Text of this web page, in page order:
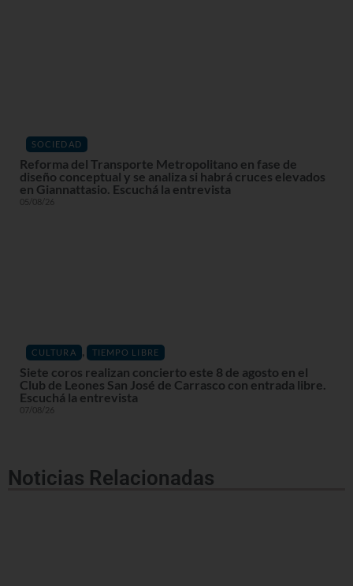
SOCIEDAD
Reforma del Transporte Metropolitano en fase de
diseño conceptual y se analiza si habrá cruces elevados
en Giannattasio. Escuchá la entrevista
05/08/26
CULTURA , TIEMPO LIBRE
Siete coros realizan concierto este 8 de agosto en el
Club de Leones San José de Carrasco con entrada libre.
Escuchá la entrevista
07/08/26
Noticias Relacionadas